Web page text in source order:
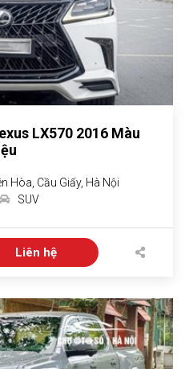
LX570 2016 Màu
Hòa, Cầu Giấy, Hà Nội
SUV
Liên hệ